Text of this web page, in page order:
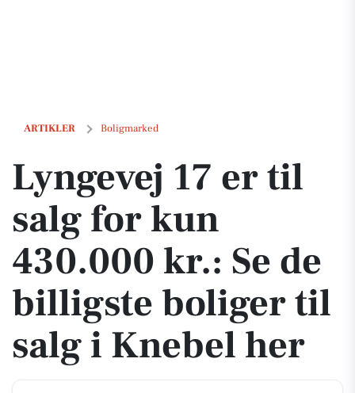
ARTIKLER Boligmarked
Lyngevej 17 er til salg for kun 430.000 kr.: Se de billigste boliger til
Lyngevej 17 er til
salg for kun
430.000 kr.: Se de
billigste boliger til
salg i Knebel her